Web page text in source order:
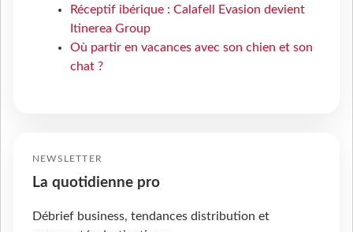
Réceptif ibérique : Calafell Evasion devient
Itinerea Group
Où partir en vacances avec son chien et son
chat ?
NEWSLETTER
La quotidienne pro
Débrief business, tendances distribution et